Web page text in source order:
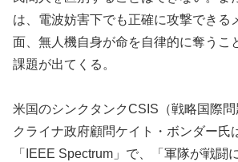
は、電波妨害下でも正確に攻撃できる
面、無人機自身が命を自律的に奪うこ
課題が出てくる。
米国のシンクタンクCSIS（戦略国際
クライナ政府顧問ケイト・ボンダー氏
「IEEE Spectrum」で、「軍隊が戦闘